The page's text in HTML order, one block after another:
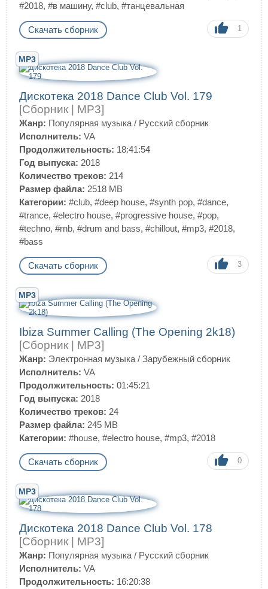
#2018, #в машину, #club, #танцевальная
Скачать сборник 1
MP3
Дискотека 2018 Dance Club Vol. 179
[Сборник | MP3]
Жанр: Популярная музыка / Русский сборник
Исполнитель: VA
Продолжительность: 18:41:54
Год выпуска: 2018
Количество треков: 214
Размер файла: 2518 MB
Категории: #club, #deep house, #synth pop, #dance,
#trance, #electro house, #progressive house, #pop,
#techno, #rnb, #drum and bass, #chillout, #mp3, #2018,
#bass
Скачать сборник 3
MP3
Ibiza Summer Calling (The Opening 2k18)
[Сборник | MP3]
Жанр: Электронная музыка / Зарубежный сборник
Исполнитель: VA
Продолжительность: 01:45:21
Год выпуска: 2018
Количество треков: 24
Размер файла: 245 MB
Категории: #house, #electro house, #mp3, #2018
Скачать сборник 0
MP3
Дискотека 2018 Dance Club Vol. 178
[Сборник | MP3]
Жанр: Популярная музыка / Русский сборник
Исполнитель: VA
Продолжительность: 16:20:38